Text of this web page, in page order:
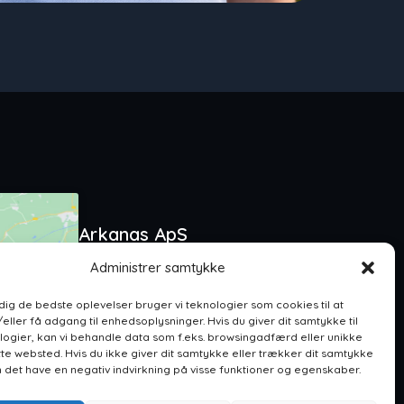
Administrer samtykke
de bedste oplevelser bruger vi teknologier som cookies til at
få adgang til enhedsoplysninger. Hvis du giver dit samtykke til
kan vi behandle data som f.eks. browsingadfærd eller unikke
websted. Hvis du ikke giver dit samtykke eller trækker dit samtykke
det have en negativ indvirkning på visse funktioner og egenskaber.
Arkanas ApS
Tingskoven 6, 8310 Tranbjerg J
Kontakt
Mail: info@arkanas.dk
Telefon: 27 82 75 57